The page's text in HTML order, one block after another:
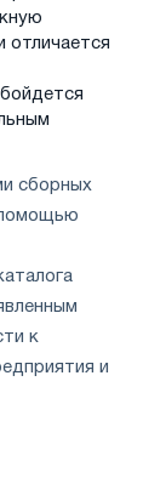
отличается
сборных
помощью
к
и